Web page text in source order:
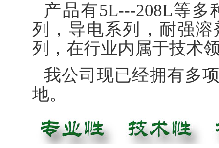
产品有5L---208L等
列，导电系列，耐强
列，在行业内属于技术
我公司现已经拥有多
地。